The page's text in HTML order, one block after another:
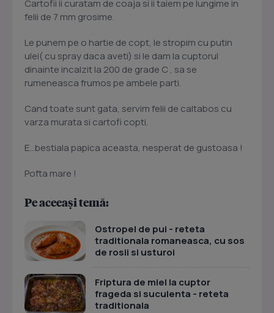
Cartofii ii curatam de coaja si ii taiem pe lungime in
felii de 7 mm grosime.
Le punem pe o hartie de copt, le stropim cu putin
ulei( cu spray daca aveti) si le dam la cuptorul
dinainte incalzit la 200 de grade C , sa se
rumeneasca frumos pe ambele parti.
Cand toate sunt gata, servim felii de caltabos cu
varza murata si cartofi copti.
E...bestiala papica aceasta, nesperat de gustoasa !
Pofta mare !
Pe aceeași temă:
Ostropel de pui - reteta
traditionala romaneasca, cu sos
de rosii si usturoi
Friptura de miel la cuptor
frageda si suculenta - reteta
traditionala